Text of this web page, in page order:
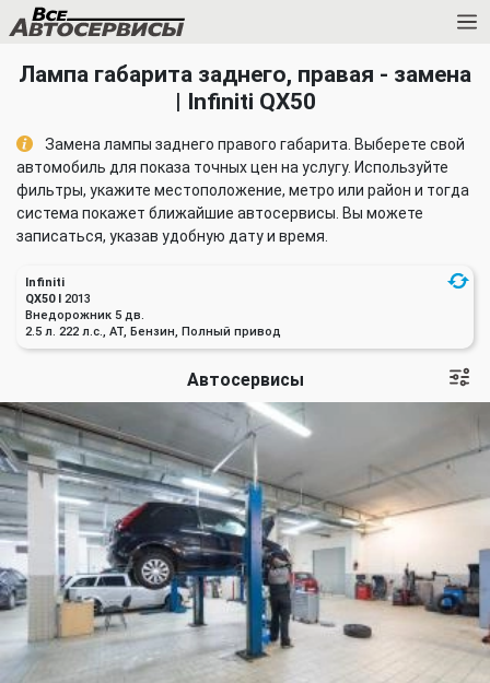
Лампа габарита заднего, правая - замена
| Infiniti QX50
Замена лампы заднего правого габарита. Выберете свой
автомобиль для показа точных цен на услугу. Используйте
фильтры, укажите местоположение, метро или район и тогда
система покажет ближайшие автосервисы. Вы можете
записаться, указав удобную дату и время.
Infiniti
QX50 I 2013
Внедорожник 5 дв.
2.5 л. 222 л.с., AT, Бензин, Полный привод
Автосервисы